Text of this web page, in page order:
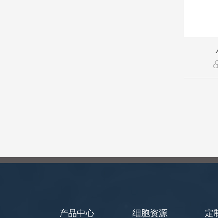
产品中心 细胞资源 定